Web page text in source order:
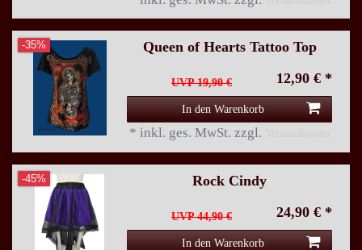
-35% Queen of Hearts Tattoo Top
UVP 19,90 € 12,90 € *
In den Warenkorb
* inkl. ges. MwSt. zzgl.
-45% Rock Cindy
UVP 44,90 € 24,90 € *
In den Warenkorb